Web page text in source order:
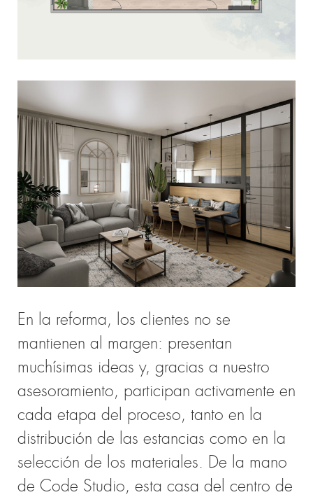
En la reforma, los clientes no se
mantienen al margen: presentan
muchísimas ideas y, gracias a nuestro
asesoramiento, participan activamente en
cada etapa del proceso, tanto en la
distribución de las estancias como en la
selección de los materiales. De la mano
de Code Studio, esta casa del centro de